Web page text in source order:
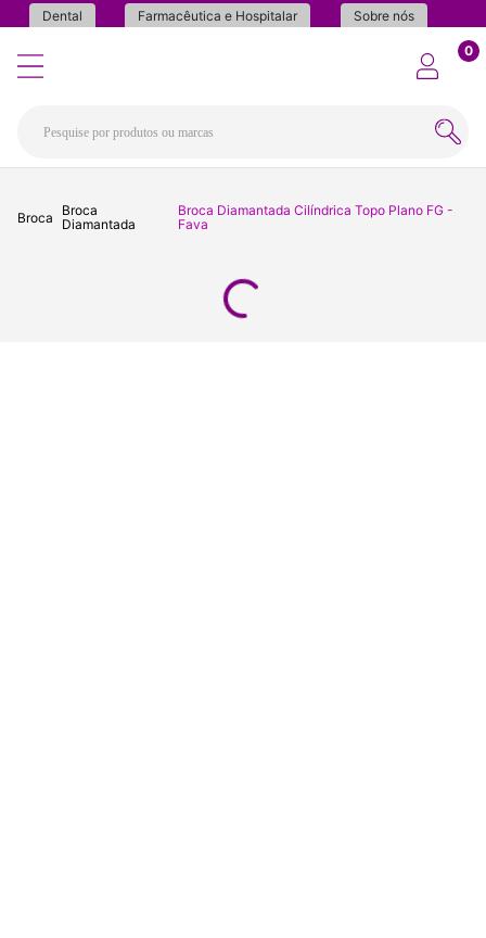
Dental Farmacêutica e Hospitalar Sobre nós
0
Broca
Broca
Diamantada
Broca Diamantada Cilíndrica Topo Plano FG -
Fava